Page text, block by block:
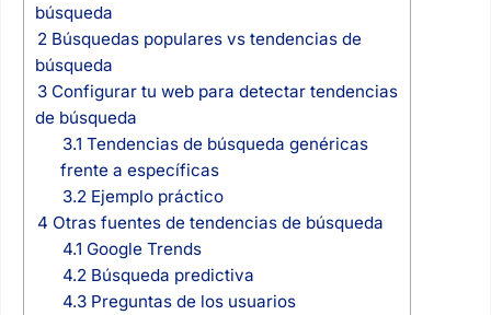
búsqueda
2Búsquedas populares vs tendencias de
búsqueda
3Configurar tu web para detectar tendencias
de búsqueda
3.1 Tendencias de búsqueda genéricas
frente a específicas
3.2Ejemplo práctico
4 Otras fuentes de tendencias de búsqueda
4.1 Google Trends
4.2Búsqueda predictiva
4.3Preguntas de los usuarios